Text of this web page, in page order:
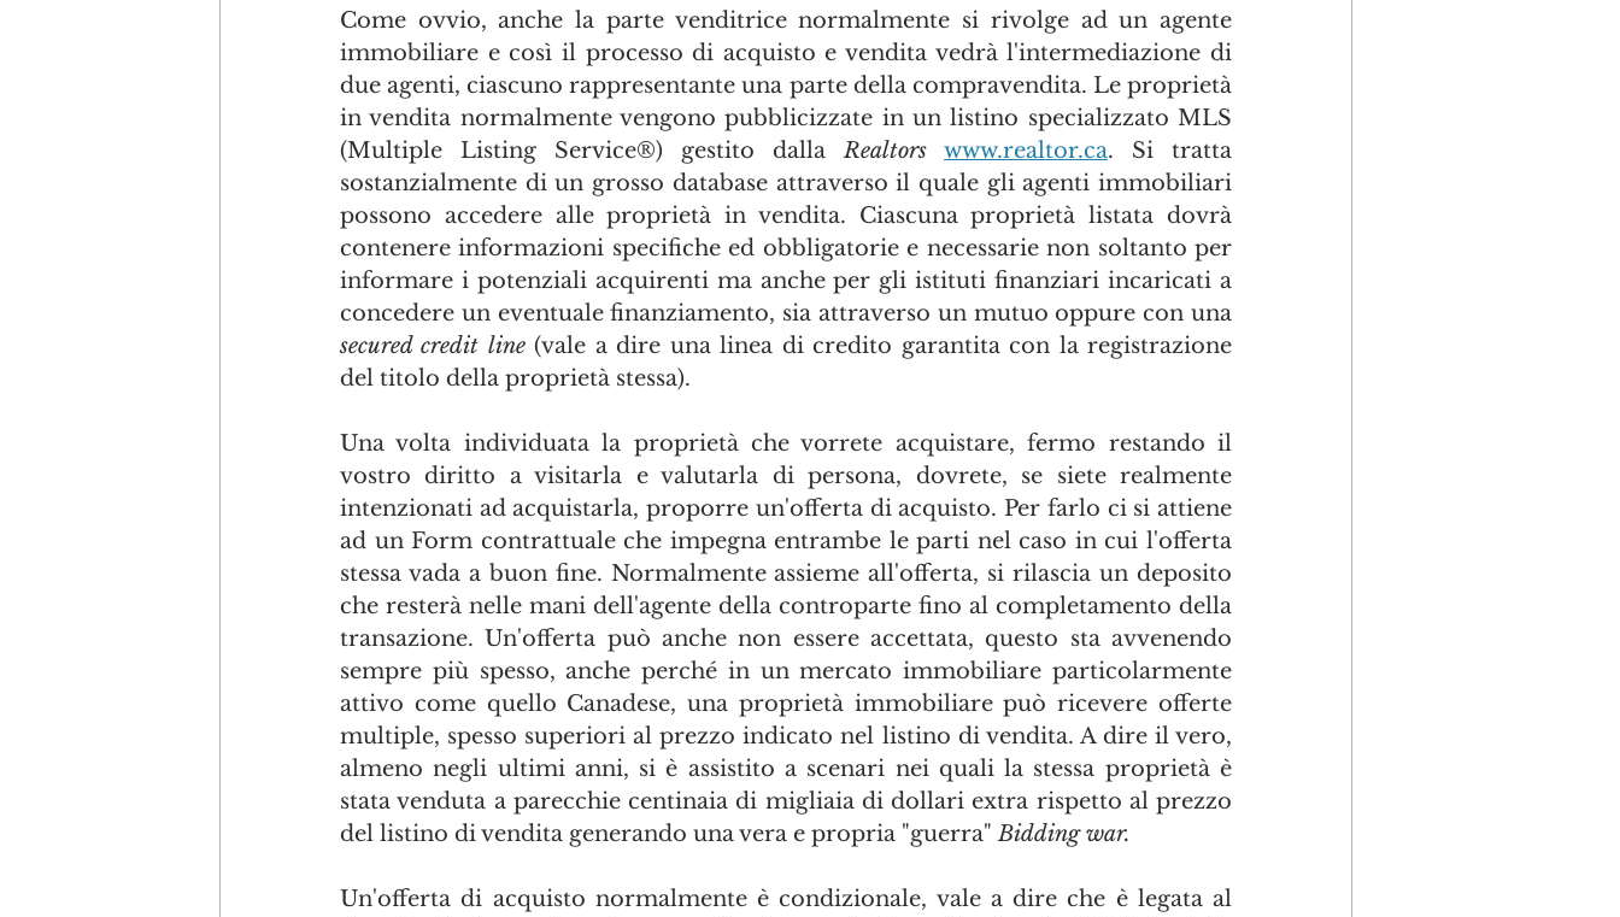
Come ovvio, anche la parte venditrice normalmente si rivolge ad un agente
immobiliare e così il processo di acquisto e vendita vedrà l'intermediazione di
due agenti, ciascuno rappresentante una parte della compravendita. Le proprietà
in vendita normalmente vengono pubblicizzate in un listino specializzato MLS
(Multiple Listing Service®) gestito dalla Realtors www.realtor.ca. Si tratta
sostanzialmente di un grosso database attraverso il quale gli agenti immobiliari
possono accedere alle proprietà in vendita. Ciascuna proprietà listata dovrà
contenere informazioni specifiche ed obbligatorie e necessarie non soltanto per
informare i potenziali acquirenti ma anche per gli istituti finanziari incaricati a
secured credit line (vale a dire una linea di credito garantita con la registrazione
del titolo della proprietà stessa).
Una volta individuata la proprietà che vorrete acquistare, fermo restando il
vostro diritto a visitarla e valutarla di persona, dovrete, se siete realmente
intenzionati ad acquistarla, proporre un'offerta di acquisto. Per farlo ci si attiene
ad un Form contrattuale che impegna entrambe le parti nel caso in cui l'offerta
stessa vada a buon fine. Normalmente assieme all'offerta, si rilascia un deposito
che resterà nelle mani dell'agente della controparte fino al completamento della
transazione. Un'offerta può anche non essere accettata, questo sta avvenendo
sempre più spesso, anche perché in un mercato immobiliare particolarmente
attivo come quello Canadese, una proprietà immobiliare può ricevere offerte
multiple, spesso superiori al prezzo indicato nel listino di vendita. A dire il vero,
almeno negli ultimi anni, si è assistito a scenari nei quali la stessa proprietà è
stata venduta a parecchie centinaia di migliaia di dollari extra rispetto al prezzo
del listino di vendita generando una vera e propria "guerra" Bidding war.
Un'offerta di acquisto normalmente è condizionale, vale a dire che è legata al